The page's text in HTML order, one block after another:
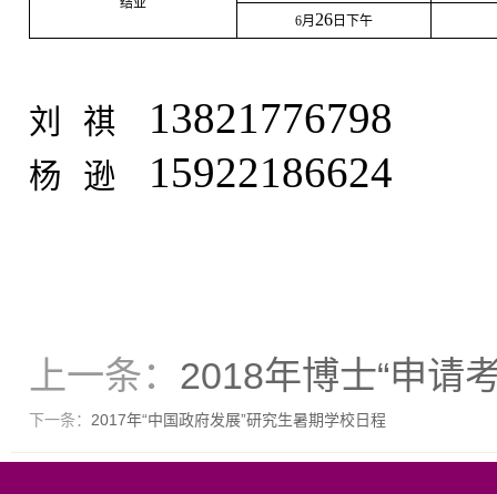
结业
6月 26 日下午
刘 祺 13821776798
杨 逊 15922186624
上一条： 2018年博士“申请
下一条： 2017年“中国政府发展”研究生暑期学校日程